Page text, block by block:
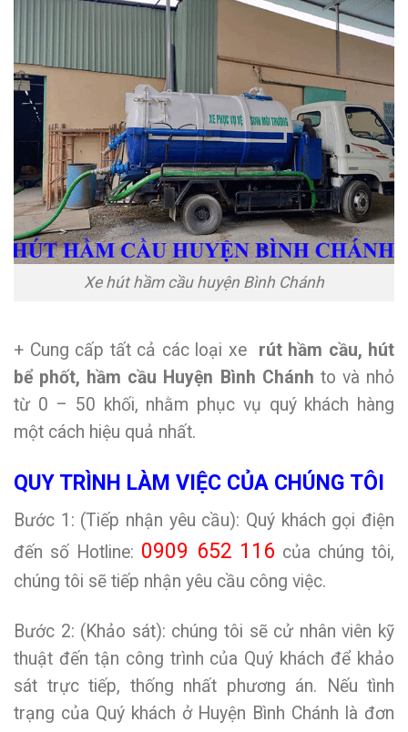
Xe hút hầm cầu huyện Bình Chánh
+ Cung cấp tất cả các loại xe rúthầm cầu, hút
bể phốt, hầm cầu Huyện Bình Chánh to và nhỏ
từ 0 – 50 khối, nhằm phục vụ quý khách hàng
một cách hiệu quả nhất.
QUY TRÌNH LÀM VIỆC CỦA CHÚNG TÔI
Bước 1: (Tiếp nhận yêu cầu): Quý khách gọi điện
đến số Hotline: 0909 652 116 của chúng tôi,
chúng tôi sẽ tiếp nhận yêu cầu công việc.
Bước 2: (Khảo sát): chúng tôi sẽ cử nhân viên kỹ
thuật đến tận công trình của Quý khách để khảo
sát trực tiếp, thống nhất phương án. Nếu tình
trạng của Quý khách ở Huyện Bình Chánh là đơn